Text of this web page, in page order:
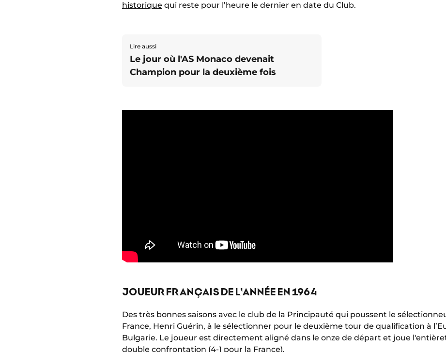
historique qui reste pour l’heure le dernier en date du Club.
Lire aussi
Le jour où l'AS Monaco devenait
Champion pour la deuxième fois
JOUEUR FRANÇAIS DE L'ANNÉE EN 1964
Des très bonnes saisons avec le club de la Principauté qui poussent le
France, Henri Guérin, à le sélectionner pour le deuxième tour de qualification à
Bulgarie. Le joueur est directement aligné dans le onze de départ et joue
double confrontation (4-1 pour la France).